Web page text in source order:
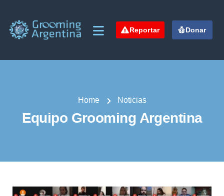
Reportar Donar
Home Noticias
Equipo Grooming Argentina